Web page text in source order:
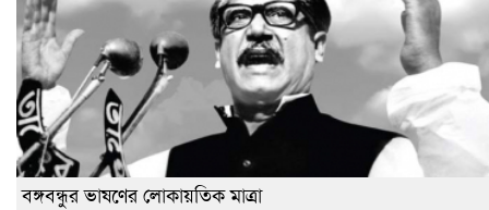
বঙ্গবন্ধুর ভাষণের লোকায়তিক মাত্রা